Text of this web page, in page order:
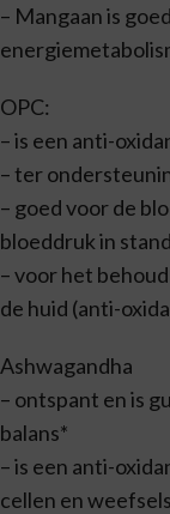
– Mangaan is
OPC:
– is een anti-
– ter
– goed voor de
bloeddruk in
– voor het
de huid (anti-
Ashwagandha
– ontspant en is
balans*
– is een anti-
cellen en